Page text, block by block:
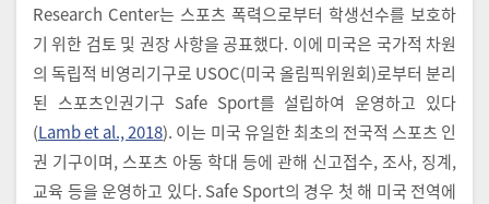
Research Center는 스포츠 폭력으로부터 학생선수를 보호하
기 위한 검토 및 권장 사항을 공표했다. 이에 미국은 국가적 차원
의 독립적 비영리기구로 USOC(미국 올림픽위원회)로부터 분리
된 스포츠인권기구 Safe Sport를 설립하여 운영하고 있다
(Lamb et al., 2018). 이는 미국 유일한 최초의 전국적 스포츠 인
권 기구이며, 스포츠 아동 학대 등에 관해 신고접수, 조사, 징계,
교육 등을 운영하고 있다. Safe Sport의 경우 첫 해 미국 전역에